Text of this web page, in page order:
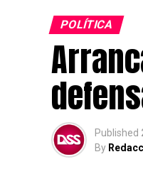
POLÍTICA
Published
By